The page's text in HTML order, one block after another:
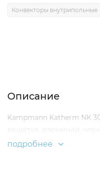
Конвекторы внутрипольные
Описание
Kampmann Katherm NK
решётка, алюминий,
подробнее